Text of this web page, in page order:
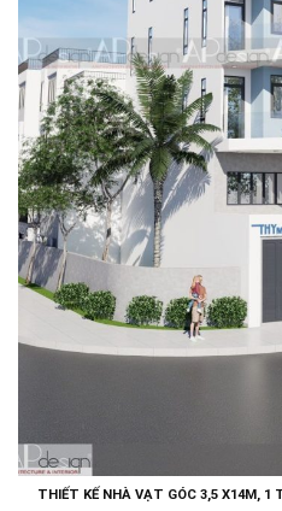
THIẾT KẾ NHÀ VẠT GÓC 3,5 X14M, 1